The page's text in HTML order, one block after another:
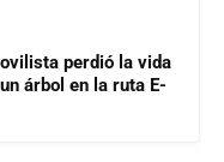
perdió la vida
árbol en la ruta E-